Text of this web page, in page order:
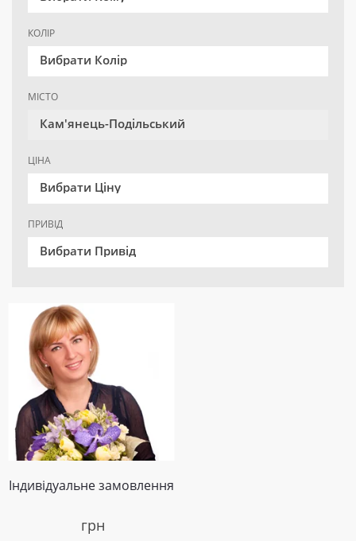
КОЛІР
Вибрати Колір
МІСТО
Кам'янець-Подільський
ЦІНА
Вибрати Ціну
ПРИВІД
Вибрати Привід
Індивідуальне замовлення
грн